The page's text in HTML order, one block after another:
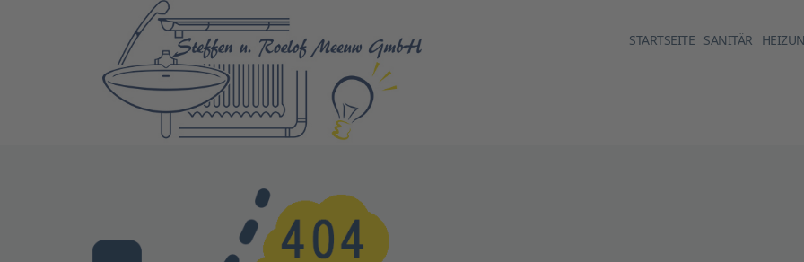
STARTSEITE SANITÄR